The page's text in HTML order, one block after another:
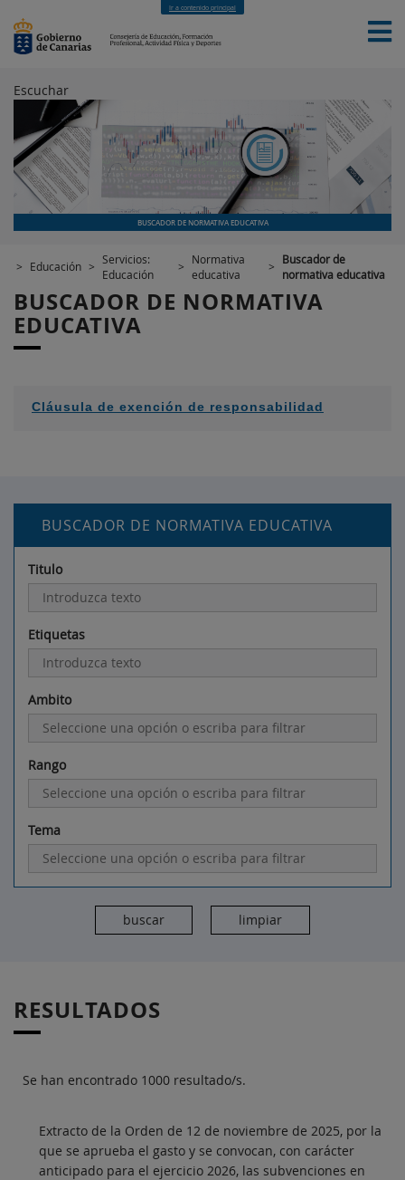
Ir a contenido principal
INICIO EDUCACIÓN
FORMACIÓN PROFESIONAL
CUALIFICACIONES PROFESIONALES
DEPORTES
CONTACTO
[INTRANET]
Escuchar
BUSCADOR DE NORMATIVA EDUCATIVA
> Educación > Servicios:
Educación
>
Normativa
educativa
>
Buscador de
normativa educativa
BUSCADOR DE NORMATIVA
EDUCATIVA
Cláusula de exención de responsabilidad
BUSCADOR DE NORMATIVA EDUCATIVA
Titulo
Etiquetas
Ambito
Rango
Tema
RESULTADOS
Se han encontrado 1000 resultado/s.
Extracto de la Orden de 12 de noviembre de 2025, por la
que se aprueba el gasto y se convocan, con carácter
anticipado para el ejercicio 2026, las subvenciones en